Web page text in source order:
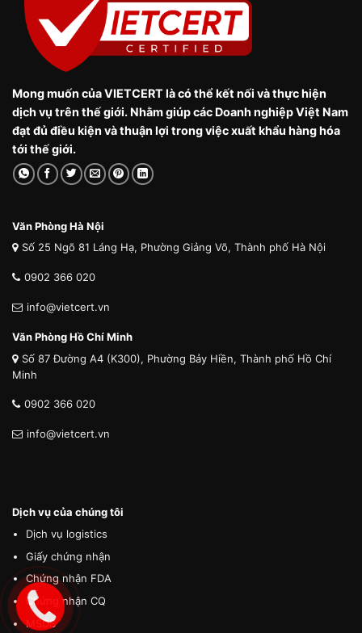
Mong muốn của VIETCERT là có thể kết nối và thực hiện
dịch vụ trên thế giới. Nhằm giúp các Doanh nghiệp Việt Nam
đạt đủ điều kiện và thuận lợi trong việc xuất khẩu hàng hóa
tới thế giới.
Văn Phòng Hà Nội
Số 25 Ngõ 81 Láng Hạ, Phường Giảng Võ, Thành phố Hà Nội
0902 366 020
info@vietcert.vn
Văn Phòng Hồ Chí Minh
Số 87 Đường A4 (K300), Phường Bảy Hiền, Thành phố Hồ Chí
Minh
0902 366 020
info@vietcert.vn
Dịch vụ của chúng tôi
Dịch vụ logistics
Giấy chứng nhận
Chứng nhận FDA
Chứng nhận CQ
MSDS